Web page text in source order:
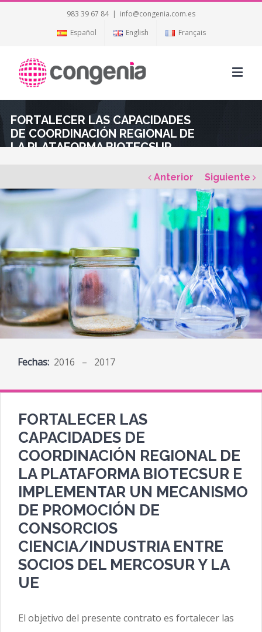
983 39 67 84 | info@congenia.com.es
Español
English Français
FORTALECER LAS CAPACIDADES
DE COORDINACIÓN REGIONAL DE
LA PLATAFORMA BIOTECSUR
Anterior Siguiente
Fechas: 2016 – 2017
FORTALECER LAS
CAPACIDADES DE
COORDINACIÓN REGIONAL DE
LA PLATAFORMA BIOTECSUR E
IMPLEMENTAR UN MECANISMO
DE PROMOCIÓN DE
CONSORCIOS
CIENCIA/INDUSTRIA ENTRE
SOCIOS DEL MERCOSUR Y LA
UE
El objetivo del presente contrato es fortalecer las